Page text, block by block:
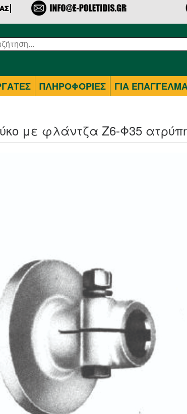
ΠΛΗΡΟΦΟΡΙΕΣ ΓΙΑ
με φλάντζα Ζ6-Φ35